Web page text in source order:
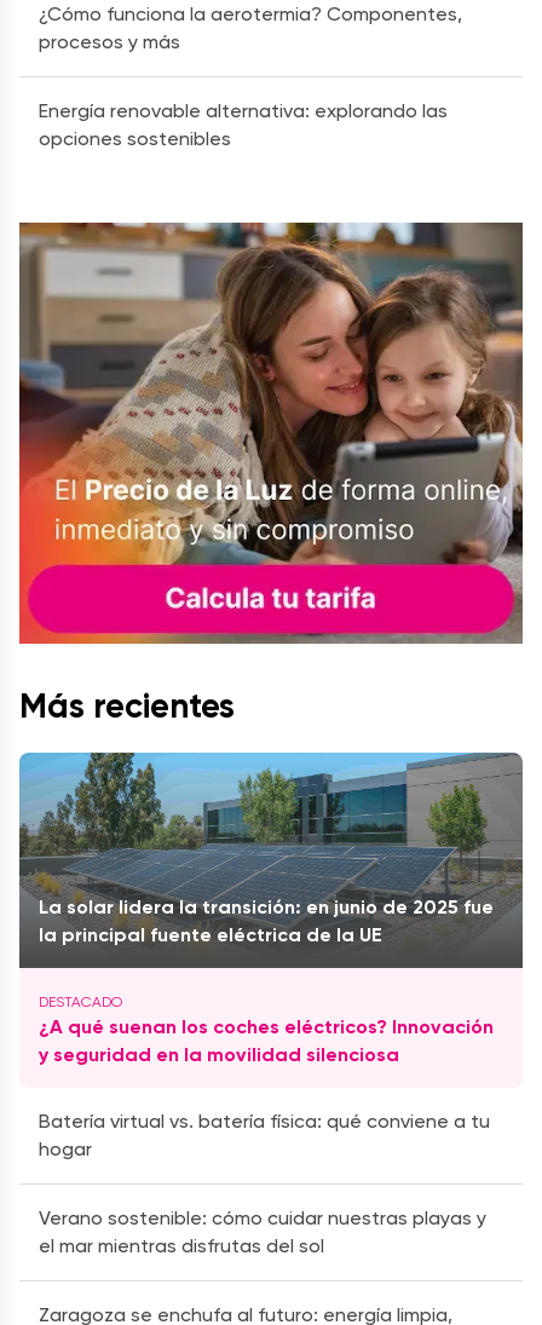
¿Cómo funciona la aerotermia? Componentes,
procesos y más
Energía renovable alternativa: explorando las
opciones sostenibles
Más recientes
La solar lidera la transición: en junio de 2025 fue
la principal fuente eléctrica de la UE
¿A qué suenan los coches eléctricos? Innovación
y seguridad en la movilidad silenciosa
Batería virtual vs. batería física: qué conviene a tu
hogar
Verano sostenible: cómo cuidar nuestras playas y
el mar mientras disfrutas del sol
Zaragoza se enchufa al futuro: energía limpia,